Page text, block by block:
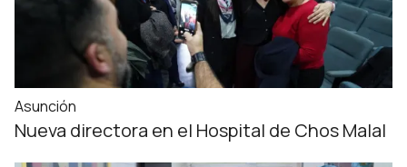
Asunción
Nueva directora en el Hospital de Chos Malal